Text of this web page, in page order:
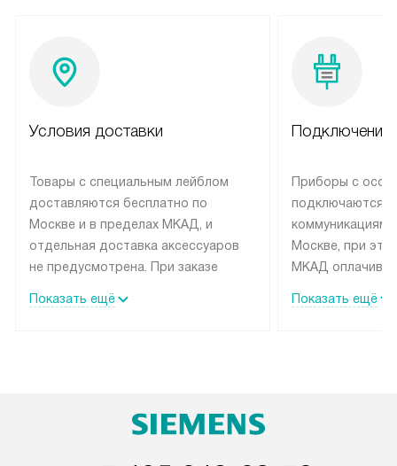
Условия доставки
Товары с специальным лейблом
доставляются бесплатно по
Москве и в пределах МКАД, и
отдельная доставка аксессуаров
не предусмотрена. При заказе
рекомендуем обсудить с
течение трех дней. Если вам
интересен товар «Под заказ»,
Показать ещё
Подключение
Приборы с
подключаются к
коммуникациям
Москве, при
МКАД
партнера
Показать ещё